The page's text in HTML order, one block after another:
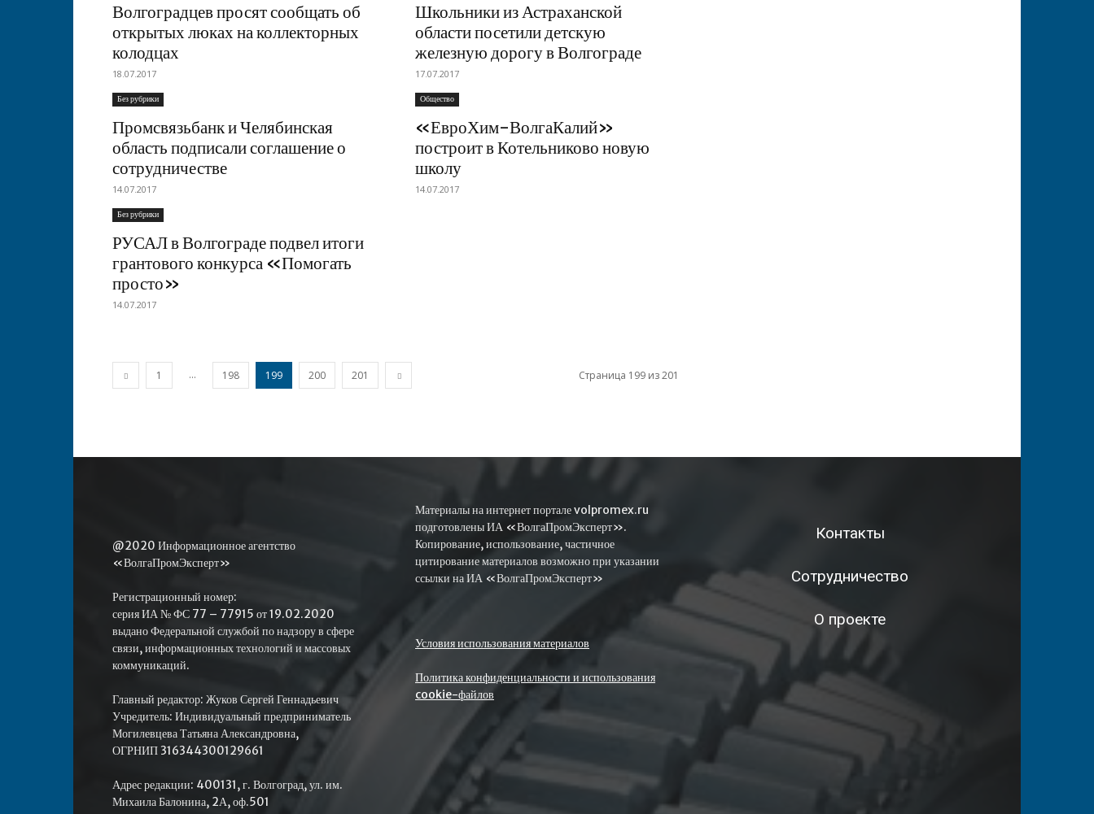
Волгоградцев просят сообщать об
открытых люках на коллекторных
колодцах
18.07.2017
Школьники из Астраханской
области посетили детскую
железную дорогу в Волгограде
17.07.2017
Без рубрики
Промсвязьбанк и Челябинская
область подписали соглашение о
сотрудничестве
14.07.2017
Общество
«ЕвроХим-ВолгаКалий»
построит в Котельниково новую
школу
14.07.2017
Без рубрики
РУСАЛ в Волгограде подвел итоги
грантового конкурса «Помогать
просто»
14.07.2017
1 ... 198 199 200 201 Страница 199 из 201
@2020 Информационное агентство
«ВолгаПромЭксперт»
Регистрационный номер:
серия ИА № ФС 77 – 77915 от 19.02.2020
выдано Федеральной службой по надзору в сфере
связи, информационных технологий и массовых
коммуникаций.
Главный редактор: Жуков Сергей Геннадьевич
Учредитель: Индивидуальный предприниматель
Могилевцева Татьяна Александровна,
ОГРНИП 316344300129661
Адрес редакции: 400131, г. Волгоград, ул. им.
Михаила Балонина, 2А, оф.501
Материалы на интернет портале volpromex.ru
подготовлены ИА «ВолгаПромЭксперт».
Копирование, использование, частичное
цитирование материалов возможно при указании
ссылки на ИА «ВолгаПромЭксперт»
Условия использования материалов
Политика конфиденциальности и использования
cookie-файлов
Контакты
Сотрудничество
О проекте